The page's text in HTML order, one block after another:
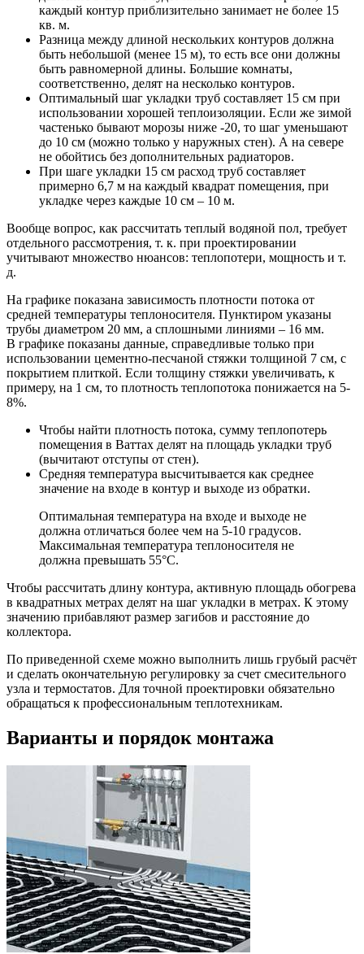
каждый контур приблизительно занимает не более 15
кв. м.
Разница между длиной нескольких контуров должна
быть небольшой (менее 15 м), то есть все они должны
быть равномерной длины. Большие комнаты,
соответственно, делят на несколько контуров.
Оптимальный шаг укладки труб составляет 15 см при
использовании хорошей теплоизоляции. Если же зимой
частенько бывают морозы ниже -20, то шаг уменьшают
до 10 см (можно только у наружных стен). А на севере
не обойтись без дополнительных радиаторов.
При шаге укладки 15 см расход труб составляет
примерно 6,7 м на каждый квадрат помещения, при
укладке через каждые 10 см – 10 м.
Вообще вопрос, как рассчитать теплый водяной пол, требует
отдельного рассмотрения, т. к. при проектировании
учитывают множество нюансов: теплопотери, мощность и т.
д.
На графике показана зависимость плотности потока от
средней температуры теплоносителя. Пунктиром указаны
трубы диаметром 20 мм, а сплошными линиями – 16 мм.
В графике показаны данные, справедливые только при
использовании цементно-песчаной стяжки толщиной 7 см, с
покрытием плиткой. Если толщину стяжки увеличивать, к
примеру, на 1 см, то плотность теплопотока понижается на 5-
8%.
Чтобы найти плотность потока, сумму теплопотерь
помещения в Ваттах делят на площадь укладки труб
(вычитают отступы от стен).
Средняя температура высчитывается как среднее
значение на входе в контур и выходе из обратки.
Оптимальная температура на входе и выходе не
должна отличаться более чем на 5-10 градусов.
Максимальная температура теплоносителя не
должна превышать 55°С.
Чтобы рассчитать длину контура, активную площадь обогрева
в квадратных метрах делят на шаг укладки в метрах. К этому
значению прибавляют размер загибов и расстояние до
коллектора.
По приведенной схеме можно выполнить лишь грубый расчёт
и сделать окончательную регулировку за счет смесительного
узла и термостатов. Для точной проектировки обязательно
обращаться к профессиональным теплотехникам.
Варианты и порядок монтажа